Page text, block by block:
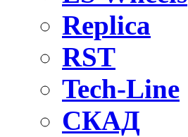
Replica
RST
Tech-Line
СКАД